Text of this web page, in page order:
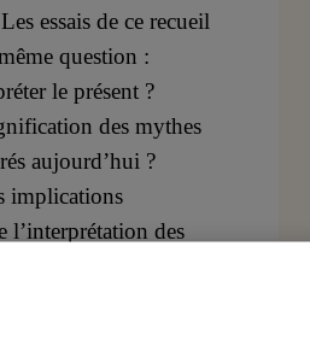
essais de ce recueil
question :
le présent ?
des mythes
aujourd’hui ?
implications
l’interprétation des
reflètent-elles et
les structures de